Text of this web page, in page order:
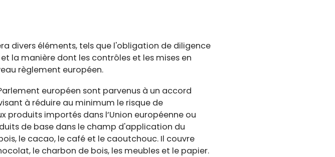
divers éléments, tels que l'obligation de diligence
la manière dont les contrôles et les mises en
règlement européen.
européen sont parvenus à un accord
à réduire au minimum le risque de
importés dans l’Union européenne ou
de base dans le champ d'application du
le cacao, le café et le caoutchouc. Il couvre
le charbon de bois, les meubles et le papier.